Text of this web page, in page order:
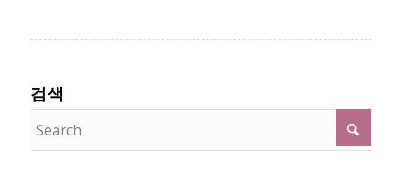
검색